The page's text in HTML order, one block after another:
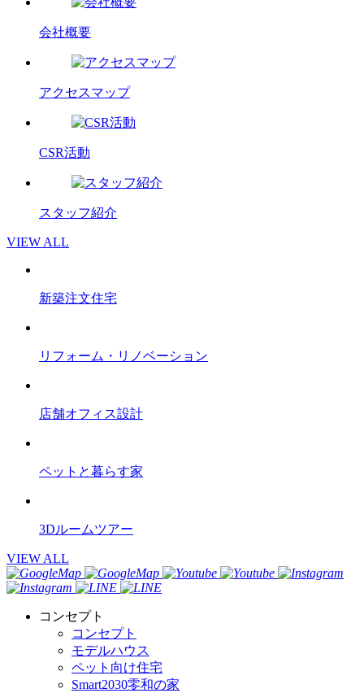
会社概要
アクセスマップ
CSR活動
スタッフ紹介
VIEW ALL
新築注文住宅
リフォーム・リノベーション
店舗オフィス設計
ペットと暮らす家
3Dルームツアー
VIEW ALL
コンセプト
コンセプト
モデルハウス
ペット向け住宅
Smart2030零和の家